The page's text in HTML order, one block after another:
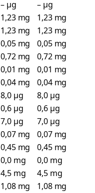
– µg
– µg
1,23 mg
1,23 mg
1,23 mg
1,23 mg
0,05 mg
0,05 mg
0,72 mg
0,72 mg
0,01 mg
0,01 mg
0,04 mg
0,04 mg
8,0 µg
8,0 µg
0,6 µg
0,6 µg
7,0 µg
7,0 µg
0,07 mg
0,07 mg
0,45 mg
0,45 mg
0,0 mg
0,0 mg
4,5 mg
4,5 mg
1,08 mg
1,08 mg